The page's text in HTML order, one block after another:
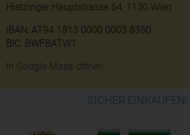
Hietzinger Hauptstrasse 64, 1130 Wien
IBAN: AT94 1813 0000 0003 8350
BIC: BWFBATW1
In Google Maps öffnen
SICHER EINKAUFEN